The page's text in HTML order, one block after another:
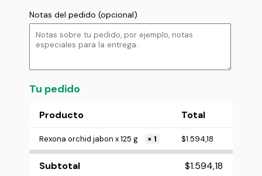
Notas del pedido (opcional)
Tu pedido
Producto Total
Rexona orchid jabon x 125 g × 1 $1.594,18
Subtotal $1.594,18